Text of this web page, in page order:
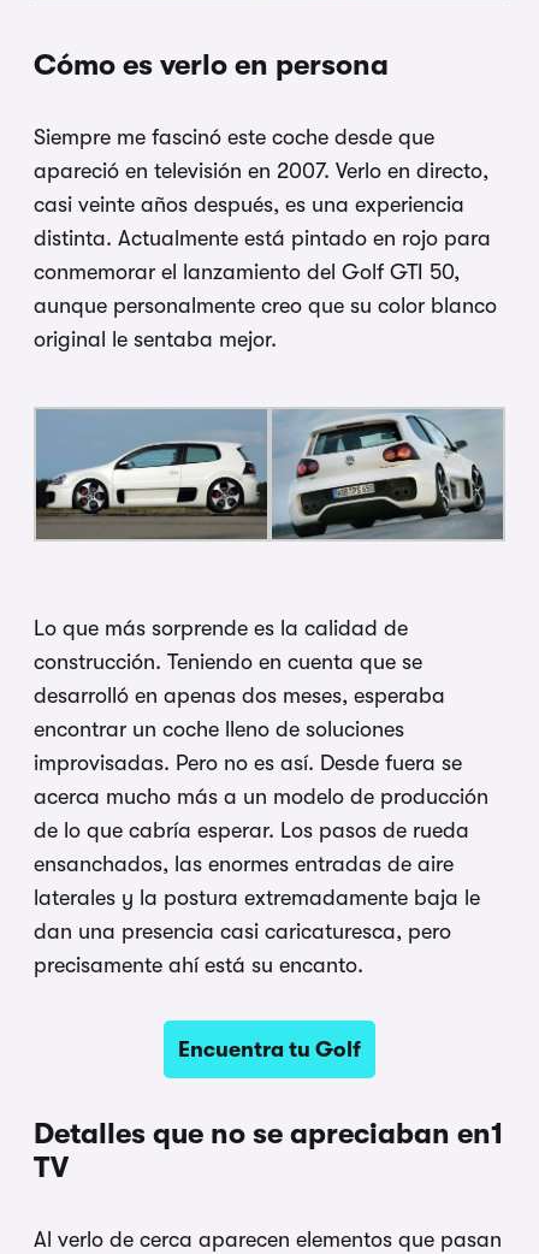
Cómo es verlo en persona
Siempre me fascinó este coche desde que
apareció en televisión en 2007. Verlo en directo,
casi veinte años después, es una experiencia
distinta. Actualmente está pintado en rojo para
conmemorar el lanzamiento del Golf GTI 50,
aunque personalmente creo que su color blanco
original le sentaba mejor.
Lo que más sorprende es la calidad de
construcción. Teniendo en cuenta que se
desarrolló en apenas dos meses, esperaba
encontrar un coche lleno de soluciones
improvisadas. Pero no es así. Desde fuera se
acerca mucho más a un modelo de producción
de lo que cabría esperar. Los pasos de rueda
ensanchados, las enormes entradas de aire
laterales y la postura extremadamente baja le
dan una presencia casi caricaturesca, pero
precisamente ahí está su encanto.
Encuentra tu Golf
Detalles que no se apreciaban en1
TV
Al verlo de cerca aparecen elementos que pasan